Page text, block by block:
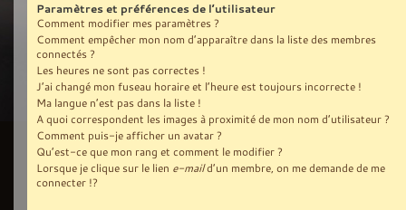
Paramètres et préférences de l’utilisateur
Comment modifier mes paramètres ?
Comment empêcher mon nom d’apparaître dans la liste des membres
connectés ?
Les heures ne sont pas correctes !
J’ai changé mon fuseau horaire et l’heure est toujours incorrecte !
Ma langue n’est pas dans la liste !
A quoi correspondent les images à proximité de mon nom d’utilisateur ?
Comment puis-je afficher un avatar ?
Qu’est-ce que mon rang et comment le modifier ?
Lorsque je clique sur le lien e-maild’un membre, on me demande de me
connecter !?